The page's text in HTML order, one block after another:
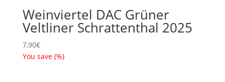
Weinviertel DAC Grüner
Veltliner Schrattenthal 2025
7,90€
You save (%)